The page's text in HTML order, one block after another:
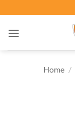
ai
contenuti
Home /